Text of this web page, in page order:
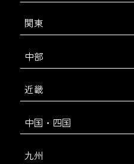
関東
中部
近畿
中国・四国
九州